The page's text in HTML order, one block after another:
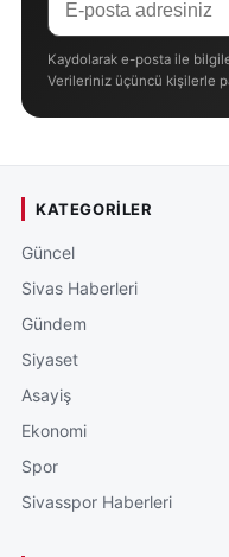
Kaydolarak e-posta ile
Verileriniz üçüncü kişilerle
KATEGORILER
Güncel
Sivas Haberleri
Gündem
Siyaset
Asayiş
Ekonomi
Spor
Sivasspor Haberleri